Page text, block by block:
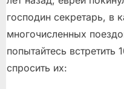
господин секретарь, в
многочисленных
попытайтесь встретить
спросить их: